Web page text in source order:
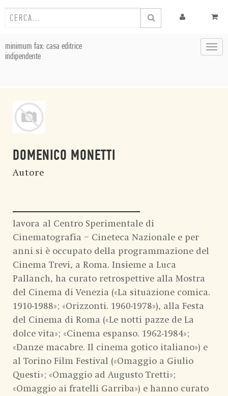
minimum fax: casa editrice
indipendente
DOMENICO MONETTI
Autore
lavora al Centro Sperimentale di
Cinematografia – Cineteca Nazionale e per
anni si è occupato della programmazione del
Cinema Trevi, a Roma. Insieme a Luca
Pallanch, ha curato retrospettive alla Mostra
del Cinema di Venezia («La situazione comica.
1910-1988»; «Orizzonti. 1960-1978»), alla Festa
del Cinema di Roma («Le notti pazze de La
dolce vita»; «Cinema espanso. 1962-1984»;
«Danze macabre. Il cinema gotico italiano») e
al Torino Film Festival («Omaggio a Giulio
Questi»; «Omaggio ad Augusto Tretti»;
«Omaggio ai fratelli Garriba») e hanno curato